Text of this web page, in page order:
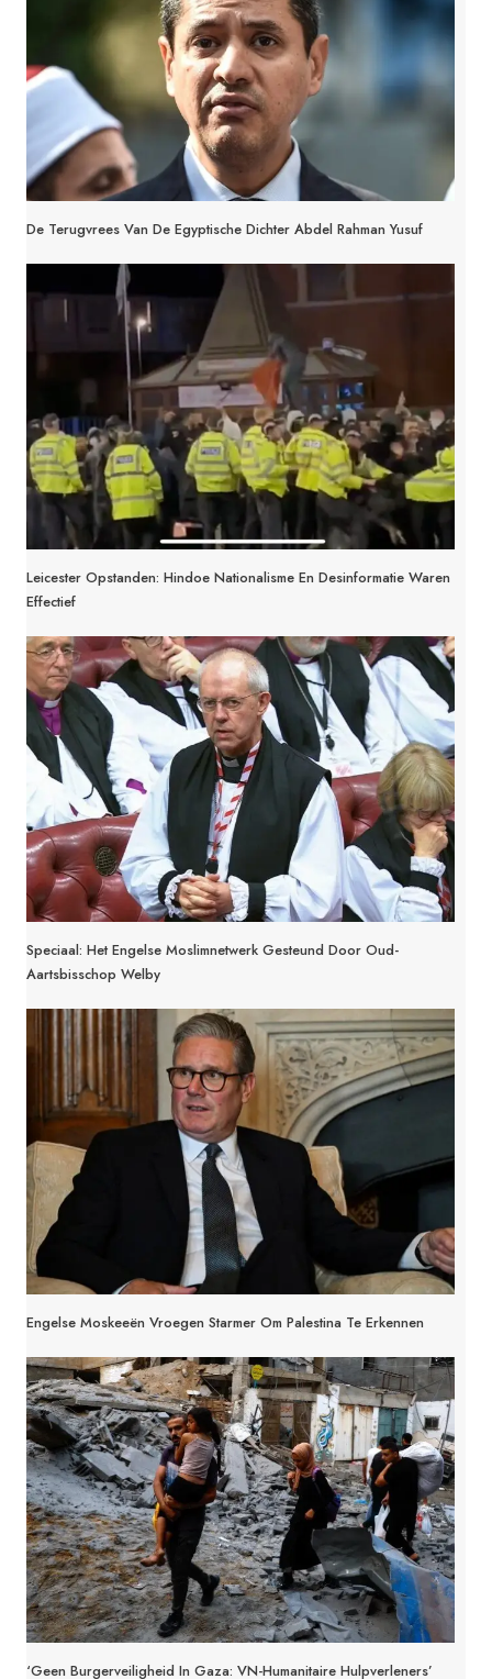
De Terugvrees Van De Egyptische Dichter Abdel Rahman Yusuf
Leicester Opstanden: Hindoe Nationalisme En Desinformatie Waren
Effectief
Speciaal: Het Engelse Moslimnetwerk Gesteund Door Oud-
Aartsbisschop Welby
Engelse Moskeeën Vroegen Starmer Om Palestina Te Erkennen
‘Geen Burgerveiligheid In Gaza: VN-Humanitaire Hulpverleners’